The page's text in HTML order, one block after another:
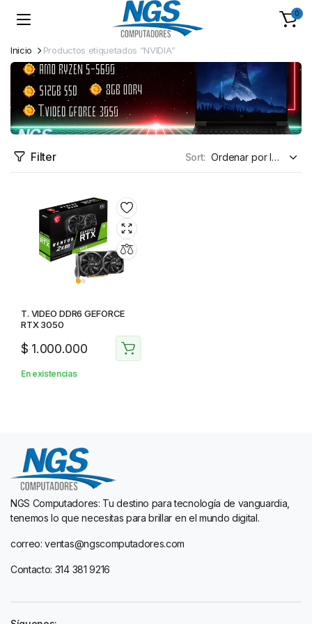
0
Inicio Productos etiquetados “NVIDIA”
Filter Sort:
T. VIDEO DDR6 GEFORCE
RTX 3050
$ 1.000.000
En existencias
NGS Computadores: Tu destino para tecnología de vanguardia,
tenemos lo que necesitas para brillar en el mundo digital.
correo: ventas@ngscomputadores.com
Contacto: 314 381 9216